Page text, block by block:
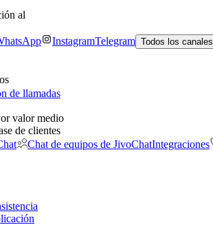
al
InstagramTelegram Todos los canales
de llamadas
valor medio
de clientes
Chat de equipos de JivoChatIntegraciones